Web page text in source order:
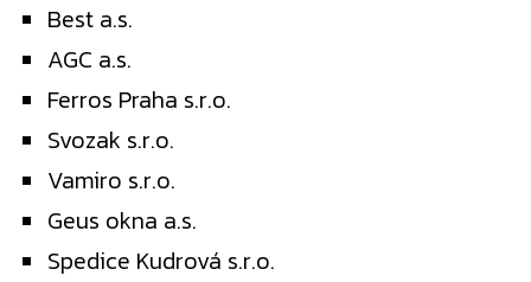
Best a.s.
AGC a.s.
Ferros Praha s.r.o.
Svozak s.r.o.
Vamiro s.r.o.
Geus okna a.s.
Spedice Kudrová s.r.o.